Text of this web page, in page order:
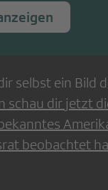
selbst ein Bild
schau dir jetzt
beobachtet